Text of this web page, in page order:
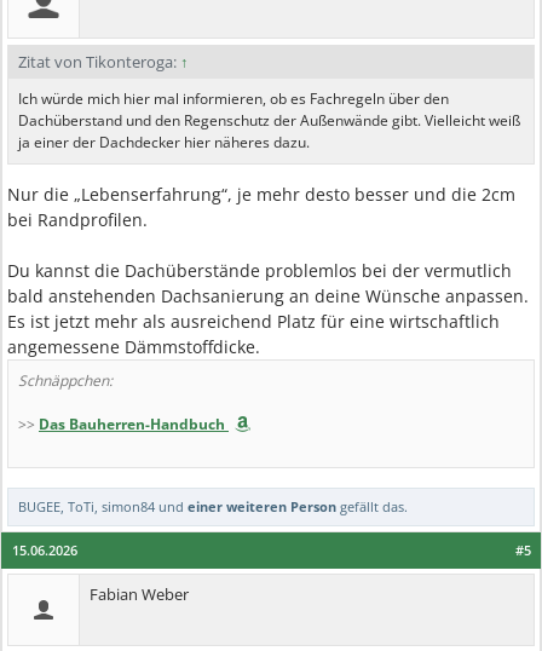
Zitat von Tikonteroga: ↑
Ich würde mich hier mal informieren, ob es Fachregeln über den
Dachüberstand und den Regenschutz der Außenwände gibt. Vielleicht weiß
ja einer der Dachdecker hier näheres dazu.
Nur die „Lebenserfahrung“, je mehr desto besser und die 2cm
bei Randprofilen.
Du kannst die Dachüberstände problemlos bei der vermutlich
bald anstehenden Dachsanierung an deine Wünsche anpassen.
Es ist jetzt mehr als ausreichend Platz für eine wirtschaftlich
angemessene Dämmstoffdicke.
Schnäppchen:
>> Das Bauherren-Handbuch
BUGEE, ToTi, simon84 und einer weiteren Person gefällt das.
#5
15.06.2026
Fabian Weber